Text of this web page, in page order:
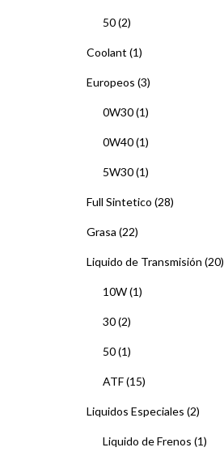
50(2)
Coolant (1)
Europeos (3)
0W30(1)
0W40(1)
5W30(1)
Full Sintetico (28)
Grasa (22)
Liquido de Transmisión (20)
10W(1)
30(2)
50(1)
ATF(15)
Liquidos Especiales (2)
Liquido de Frenos (1)